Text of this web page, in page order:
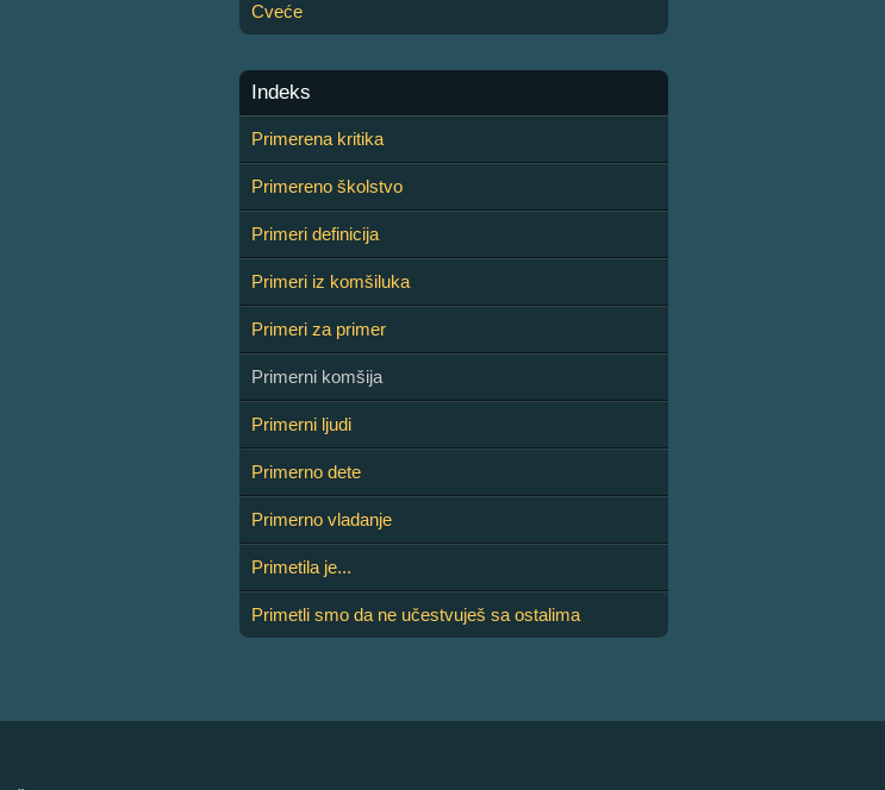
Cveće
Indeks
Primerena kritika
Primereno školstvo
Primeri definicija
Primeri iz komšiluka
Primeri za primer
Primerni komšija
Primerni ljudi
Primerno dete
Primerno vladanje
Primetila je...
Primetli smo da ne učestvuješ sa ostalima